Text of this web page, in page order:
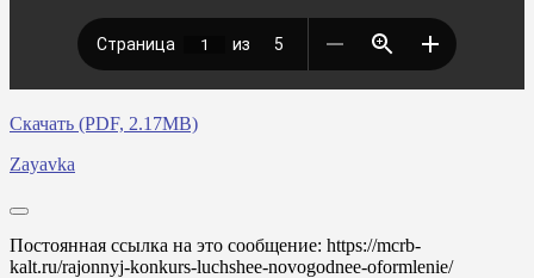
Скачать (PDF, 2.17MB)
Zayavka
Постоянная ссылка на это сообщение: https://mcrb-
kalt.ru/rajonnyj-konkurs-luchshee-novogodnee-oformlenie/